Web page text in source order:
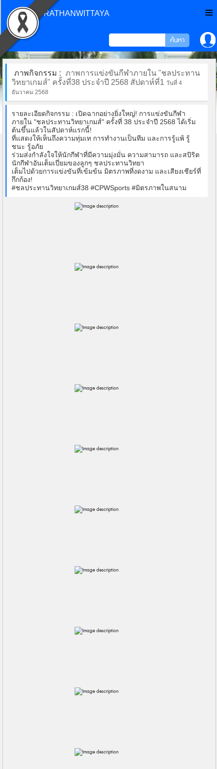
CHONPRATHANWITTAYA
ภาพกิจกรรม : ภาพการแข่งขันกีฬาภายใน "ชลประทาน
วิทยาเกมส์" ครั้งที่38 ประจำปี 2568 สัปดาห์ที่1วันที่ 4
ธันวาคม 2568
รายละเอียดกิจกรรม : เปิดฉากอย่างยิ่งใหญ่! การแข่งขันกีฬา
ภายใน "ชลประทานวิทยาเกมส์" ครั้งที่ 38 ประจำปี 2568 ได้เริ่ม
ต้นขึ้นแล้วในสัปดาห์แรกนี้!
ที่แสดงให้เห็นถึงความทุ่มเท การทำงานเป็นทีม และการรู้แพ้ รู้
ชนะ รู้อภัย
ร่วมส่งกำลังใจให้นักกีฬาที่มีความมุ่งมั่น ความสามารถ และสปิริต
นักกีฬาอันเต็มเปี่ยมของลูกๆ ชลประทานวิทยา
เต็มไปด้วยการแข่งขันที่เข้มข้น มิตรภาพที่งดงาม และเสียงเชียร์ที่
กึกก้อง!
#ชลประทานวิทยาเกมส์38 #CPWSports #มิตรภาพในสนาม